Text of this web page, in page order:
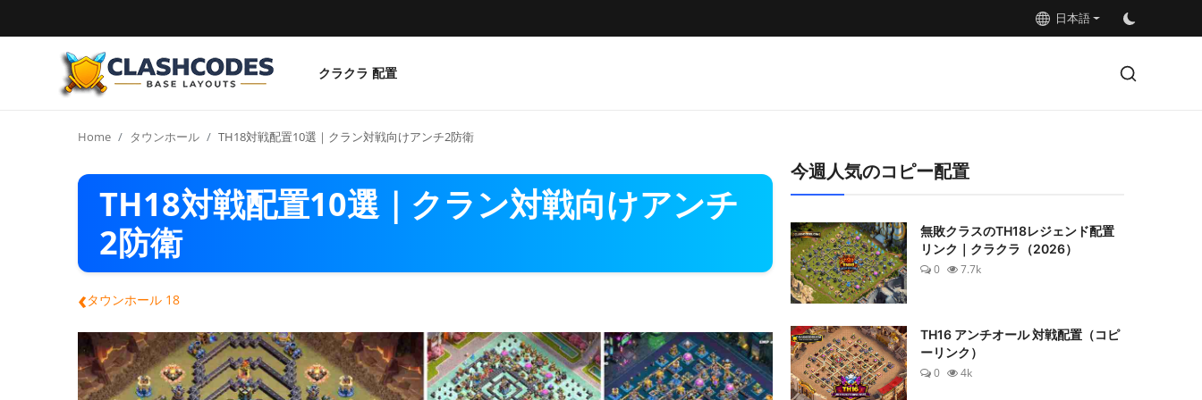
日本語
クラクラ 配置
Home タウンホール TH18対戦配置10選｜クラン対戦向けアンチ2防衛
TH18対戦配置10選｜クラン対戦向けアンチ
2防衛
‹タウンホール 18
今週人気のコピー配置
無敗クラスのTH18レジェンド配置
リンク｜クラクラ（2026）
0
7.7k
TH16 アンチオール 対戦配置（コピ
ーリンク）
0
4k